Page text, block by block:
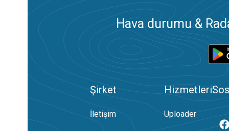
Hava durumu &
Şirket
İletişim
Hizmetleri
Uploader